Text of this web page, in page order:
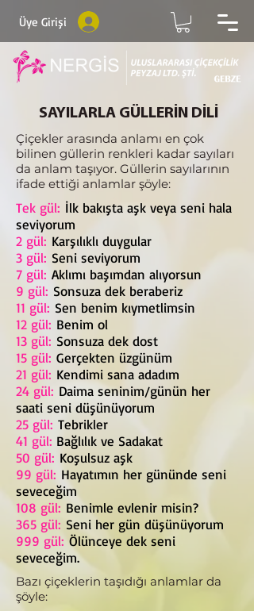
Üye Girişi
SAYILARLA GÜLLERİN DİLİ
Tek gül: İlk bakışta aşk veya seni hala
seviyorum
2 gül: Karşılıklı duygular
3 gül: Seni seviyorum
7 gül: Aklımı başımdan alıyorsun
9 gül: Sonsuza dek beraberiz
11 gül: Sen benim kıymetlimsin
12 gül: Benim ol
13 gül: Sonsuza dek dost
15 gül: Gerçekten üzgünüm
21 gül: Kendimi sana adadım
24 gül: Daima seninim/günün her
saati seni düşünüyorum
25 gül: Tebrikler
41 gül: Bağlılık ve Sadakat
50 gül: Koşulsuz aşk
99 gül: Hayatımın her gününde seni
seveceğim
108 gül: Benimle evlenir misin?
365 gül: Seni her gün düşünüyorum
999 gül: Ölünceye dek seni
seveceğim.
Çiçekler arasında anlamı en çok
bilinen güllerin renkleri kadar sayıları
da anlam taşıyor. Güllerin sayılarının
ifade ettiği anlamlar şöyle:
Bazı çiçeklerin taşıdığı anlamlar da
şöyle: